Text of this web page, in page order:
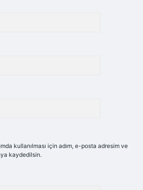
kullanılması için adım, e-posta adresim ve
kaydedilsin.